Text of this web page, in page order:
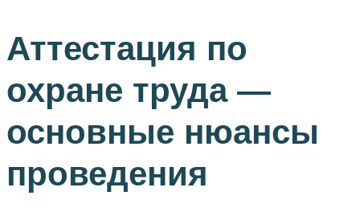
Аттестация по
охране труда —
основные нюансы
проведения